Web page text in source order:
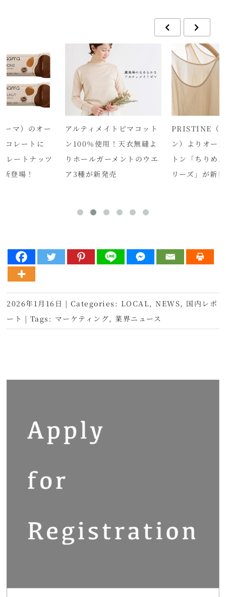
マ）のオー
コレートに
レートナッツ
登場！
アルティメイトピマコット
ン100％使用！天衣無縫よ
りホールガーメントのウエ
ア3種が新発売
PRISTINE（
ン）よりオー
トン「ちりめ
リーズ」が新
2026年1月16日 | Categories: LOCAL, NEWS, 国内レポ
ート | Tags: マーケティング, 業界ニュース